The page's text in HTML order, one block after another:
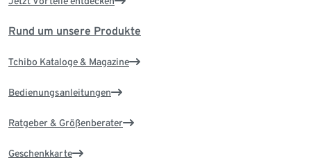
Rund um unsere Produkte
Tchibo Kataloge & Magazine
Bedienungsanleitungen
Ratgeber & Größenberater
Geschenkkarte